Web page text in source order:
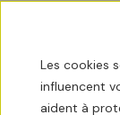
Les cookies
influencent
aident à